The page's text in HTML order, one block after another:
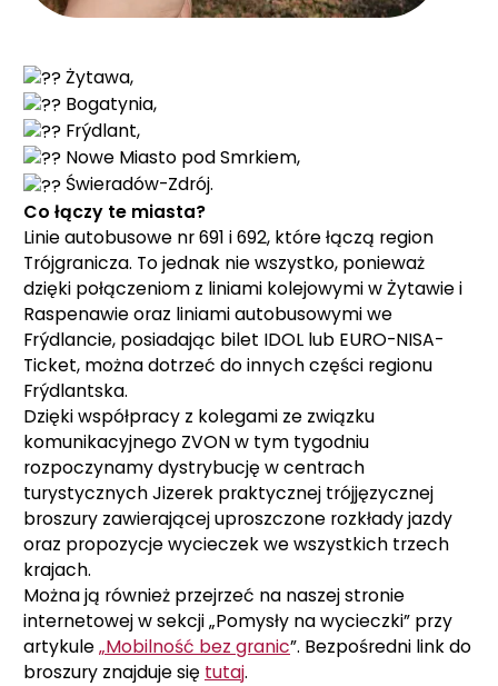
Żytawa,
Bogatynia,
Frýdlant,
Nowe Miasto pod Smrkiem,
Świeradów-Zdrój.
Co łączy te miasta?
Linie autobusowe nr 691 i 692, które łączą region
Trójgranicza. To jednak nie wszystko, ponieważ
dzięki połączeniom z liniami kolejowymi w Żytawie i
Raspenawie oraz liniami autobusowymi we
Frýdlancie, posiadając bilet IDOL lub EURO-NISA-
Ticket, można dotrzeć do innych części regionu
Frýdlantska.
Dzięki współpracy z kolegami ze związku
komunikacyjnego ZVON w tym tygodniu
rozpoczynamy dystrybucję w centrach
turystycznych Jizerek praktycznej trójjęzycznej
broszury zawierającej uproszczone rozkłady jazdy
oraz propozycje wycieczek we wszystkich trzech
krajach.
Można ją również przejrzeć na naszej stronie
internetowej w sekcji „Pomysły na wycieczki” przy
artykule„Mobilność bez granic”. Bezpośredni link do
broszury znajduje się tutaj.